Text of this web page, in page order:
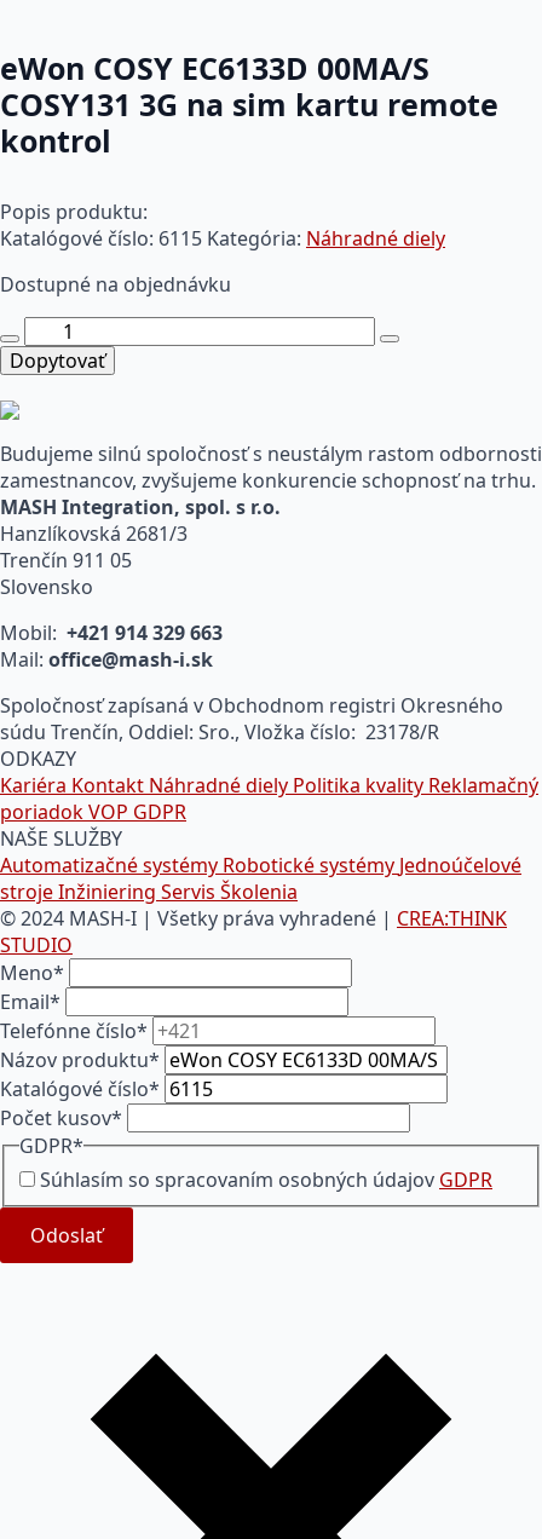
eWon COSY EC6133D 00MA/S
COSY131 3G na sim kartu remote
kontrol
Popis produktu:
Katalógové číslo: 6115 Kategória: Náhradné diely
Dostupné na objednávku
množstvo
eWon
COSY
EC6133D
COSY131
3G
na
sim
kartu
remote
kontrol
Dopytovať
Budujeme silnú spoločnosť s neustálym rastom odbornosti
zamestnancov, zvyšujeme konkurencie schopnosť na trhu.
MASH Integration, spol. s r.o.
Hanzlíkovská 2681/3
Trenčín 911 05
Slovensko
Mobil: +421 914 329 663
Mail: office@mash-i.sk
Spoločnosť zapísaná v Obchodnom registri Okresného
súdu Trenčín, Oddiel: Sro., Vložka číslo: 23178/R
ODKAZY
Kariéra Kontakt Náhradné diely Politika kvality Reklamačný
poriadokVOP GDPR
NAŠE SLUŽBY
Automatizačné systémy Robotické systémy Jednoúčelové
strojeInžiniering Servis Školenia
© 2024 MASH-I | Všetky práva vyhradené | CREA:THINK
STUDIO
Meno*
Email*
Telefónne číslo*
Názov produktu*
Katalógové číslo*
Počet kusov*
GDPR*
Súhlasím so spracovaním osobných údajov GDPR
Odoslať